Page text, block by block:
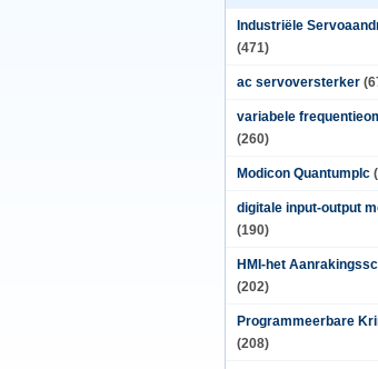
Industriële
(471)
ac servoversterker
variabele
(260)
Modicon Quantumplc
digitale input-output
(190)
HMI-het
(202)
Programmeerbare
(208)